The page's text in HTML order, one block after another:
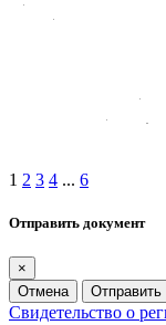
1 2 3 4 ... 6
Отправить документ
×
Отмена
Отправить
Свидетельство о